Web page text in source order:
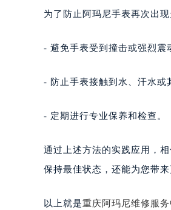
为了防止阿玛尼手表再次出
- 避免手表受到撞击或强烈震
- 防止手表接触到水、汗水或
- 定期进行专业保养和检查。
通过上述方法的实践应用，
保持最佳状态，还能为您带来
以上就是重庆阿玛尼维修服